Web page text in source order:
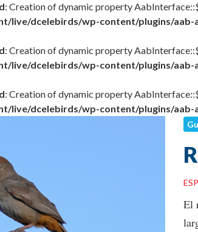
: Creation of dynamic property
live/dcelebirds/wp-content/plugins/aab-
: Creation of dynamic property
live/dcelebirds/wp-content/plugins/aab-
: Creation of dynamic property
live/dcelebirds/wp-content/plugins/aab-
El